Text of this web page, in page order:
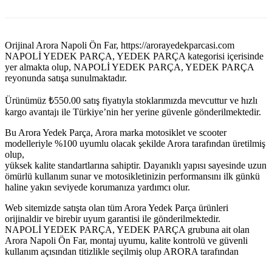
Orijinal Arora Napoli Ön Far, https://arorayedekparcasi.com
NAPOLİ YEDEK PARÇA, YEDEK PARÇA kategorisi içerisinde
yer almakta olup, NAPOLİ YEDEK PARÇA, YEDEK PARÇA
reyonunda satışa sunulmaktadır.
Ürünümüz ₺550.00 satış fiyatıyla stoklarımızda mevcuttur ve hızlı
kargo avantajı ile Türkiye’nin her yerine güvenle gönderilmektedir.
Bu Arora Yedek Parça, Arora marka motosiklet ve scooter
modelleriyle %100 uyumlu olacak şekilde Arora tarafından üretilmiş
olup,
yüksek kalite standartlarına sahiptir. Dayanıklı yapısı sayesinde uzun
ömürlü kullanım sunar ve motosikletinizin performansını ilk günkü
haline yakın seviyede korumanıza yardımcı olur.
Web sitemizde satışta olan tüm Arora Yedek Parça ürünleri
orijinaldir ve birebir uyum garantisi ile gönderilmektedir.
NAPOLİ YEDEK PARÇA, YEDEK PARÇA grubuna ait olan
Arora Napoli Ön Far, montaj uyumu, kalite kontrolü ve güvenli
kullanım açısından titizlikle seçilmiş olup ARORA tarafından